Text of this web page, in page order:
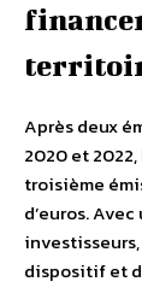
Après deux
2020 et
troisième
d’euros.
dispositif et